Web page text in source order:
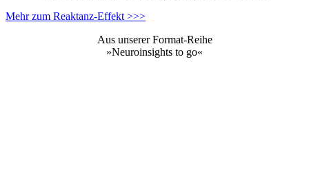
Mehr zum Reaktanz-Effekt >>>
Aus unserer Format-Reihe
»Neuroinsights to go«